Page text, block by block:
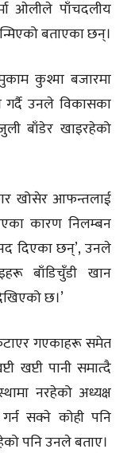
ओलीले पाँचदलीय
बताएका छन्।
कुश्मा बजारमा
उनले विकासका
बाँडेर खाइरहेको
खोसेर आफन्तलाई
कारण निलम्बन
दिएका छन्’, उनले
बाँडिचुँडी खान
छ।’
गएकाहरू समेत
खप्टी पानी समात्दै
नरहेको अध्यक्ष
सक्ने कोही पनि
पनि उनले बताए।